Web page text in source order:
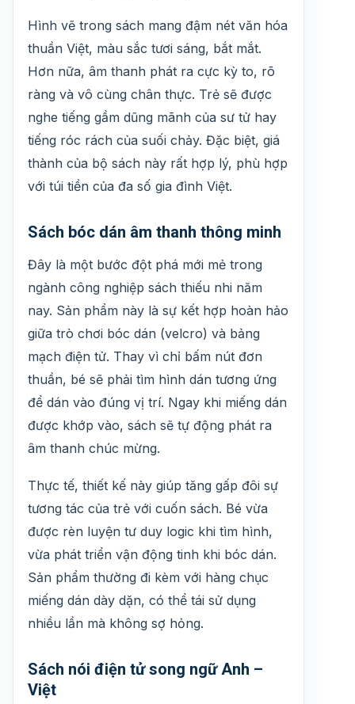
Hình vẽ trong sách mang đậm nét văn hóa
thuần Việt, màu sắc tươi sáng, bắt mắt.
Hơn nữa, âm thanh phát ra cực kỳ to, rõ
ràng và vô cùng chân thực. Trẻ sẽ được
nghe tiếng gầm dũng mãnh của sư tử hay
tiếng róc rách của suối chảy. Đặc biệt, giá
thành của bộ sách này rất hợp lý, phù hợp
với túi tiền của đa số gia đình Việt.
Sách bóc dán âm thanh thông minh
Đây là một bước đột phá mới mẻ trong
ngành công nghiệp sách thiếu nhi năm
nay. Sản phẩm này là sự kết hợp hoàn hảo
giữa trò chơi bóc dán (velcro) và bảng
mạch điện tử. Thay vì chỉ bấm nút đơn
thuần, bé sẽ phải tìm hình dán tương ứng
để dán vào đúng vị trí. Ngay khi miếng dán
được khớp vào, sách sẽ tự động phát ra
âm thanh chúc mừng.
Thực tế, thiết kế này giúp tăng gấp đôi sự
tương tác của trẻ với cuốn sách. Bé vừa
được rèn luyện tư duy logic khi tìm hình,
vừa phát triển vận động tinh khi bóc dán.
Sản phẩm thường đi kèm với hàng chục
miếng dán dày dặn, có thể tái sử dụng
nhiều lần mà không sợ hỏng.
Sách nói điện tử song ngữ Anh –
Việt